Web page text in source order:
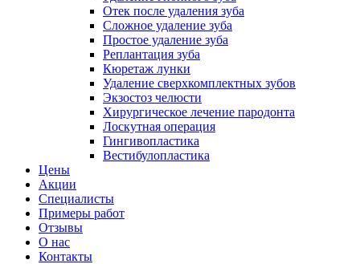
Отек после удаления зуба
Сложное удаление зуба
Простое удаление зуба
Реплантация зуба
Кюретаж лунки
Удаление сверхкомплектных зубов
Экзостоз челюсти
Хирургическое лечение пародонта
Лоскутная операция
Гингивопластика
Вестибулопластика
Цены
Акции
Специалисты
Примеры работ
Отзывы
О нас
Контакты